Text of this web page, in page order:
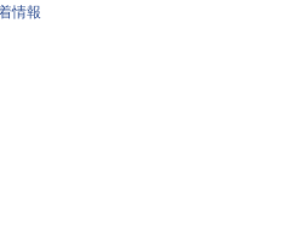
情報